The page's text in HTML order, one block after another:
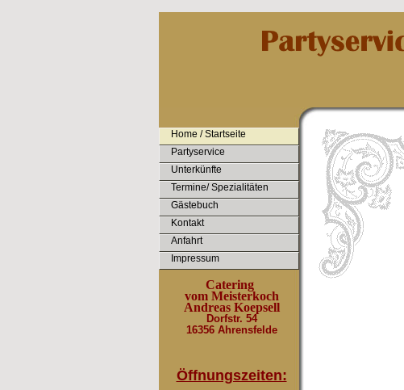
Home / Startseite
Partyservice
Unterkünfte
Termine/ Spezialitäten
Gästebuch
Kontakt
Anfahrt
Impressum
Catering
vom Meisterkoch
Andreas Koepsell
Dorfstr. 54
16356 Ahrensfelde
Öffnungszeiten: